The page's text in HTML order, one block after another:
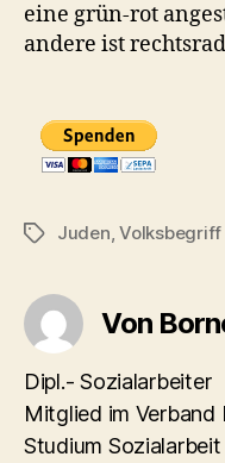
eine grün-rot
andere ist
Schlagwörter
Juden ,Volksbegriff
Von
Dipl.- Sozialarbeiter
Mitglied im Verband
Studium Sozialarbeit